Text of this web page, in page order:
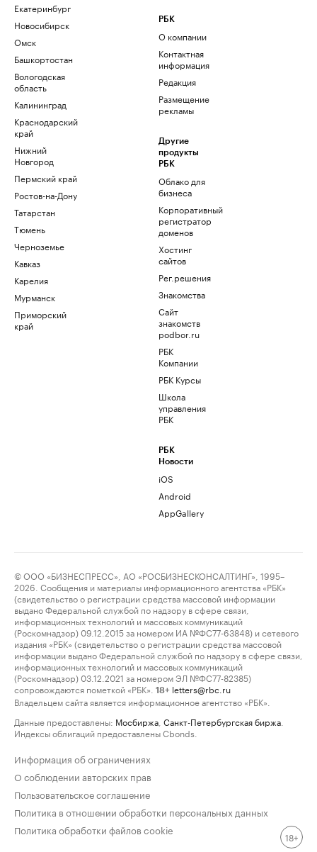
Екатеринбург
Новосибирск
Омск
Башкортостан
Вологодская
область
Калининград
Краснодарский
край
Нижний
Новгород
Пермский край
Ростов-на-Дону
Татарстан
Тюмень
Черноземье
Кавказ
Карелия
Мурманск
Приморский
край
РБК
О компании
Контактная
информация
Редакция
Размещение
рекламы
Другие
продукты
РБК
Облако для
бизнеса
Корпоративный
регистратор
доменов
Хостинг
сайтов
Рег.решения
Знакомства
Сайт
знакомств
podbor.ru
РБК
Компании
РБК Курсы
Школа
управления
РБК
РБК
Новости
iOS
Android
AppGallery
© ООО «БИЗНЕСПРЕСС», АО «РОСБИЗНЕСКОНСАЛТИНГ», 1995–
2026. Сообщения и материалы информационного агентства «РБК»
(свидетельство о регистрации средства массовой информации
выдано Федеральной службой по надзору в сфере связи,
информационных технологий и массовых коммуникаций
(Роскомнадзор) 09.12.2015 за номером ИА №ФС77-63848) и сетевого
издания «РБК» (свидетельство о регистрации средства массовой
информации выдано Федеральной службой по надзору в сфере связи,
информационных технологий и массовых коммуникаций
(Роскомнадзор) 03.12.2021 за номером ЭЛ №ФС77-82385)
сопровождаются пометкой «РБК».
18+ letters@rbc.ru
Владельцем сайта является информационное агентство «РБК».
Данные предоставлены: Мосбиржа Санкт-Петербургская биржа
Индексы облигаций предоставлены Cbonds.
Информация об ограничениях
О соблюдении авторских прав
Пользовательское соглашение
Политика в отношении обработки персональных данных
Политика обработки файлов cookie
18+